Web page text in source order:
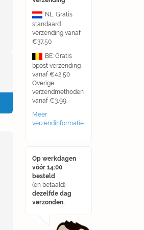
NL: Gratis
standaard
verzending vanaf
€37,50
BE: Gratis
bpost verzending
vanaf €42,50
Overige
verzendmethoden
vanaf €3,99.
Meer
verzendinformatie
Op werkdagen
vóór 14:00
besteld
(en betaald)
dezelfde dag
verzonden.